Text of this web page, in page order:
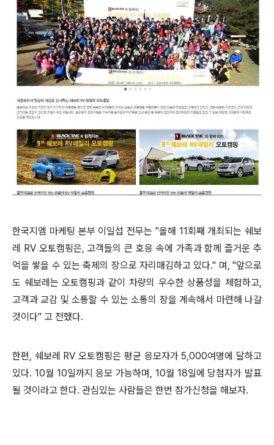
한국지엠 마케팅 본부 이일섭 전무는 "올해 11회째 개최되는 쉐보
레 RV 오토캠핑은, 고객들의 큰 호응 속에 가족과 함께 즐거운 추
억을 쌓을 수 있는 축제의 장으로 자리매김하고 있다." 며, "앞으로
도 쉐보레는 오토캠핑과 같이 차량의 우수한 상품성을 체험하고,
고객과 교감 및 소통할 수 있는 소통의 장을 계속해서 마련해 나갈
것이다" 고 전했다.
한편, 쉐보레 RV 오토캠핑은 평균 응모자가 5,000여명에 달하고
있다. 10월 10일까지 응모 가능하며, 10월 18일에 당첨자가 발표
될 것이라고 한다. 관심있는 사람들은 한번 참가신청을 해보자.